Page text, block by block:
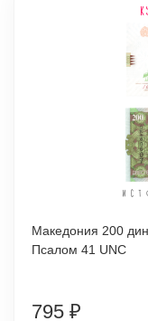
Македония 200
Псалом 41 UNC
795 ₽